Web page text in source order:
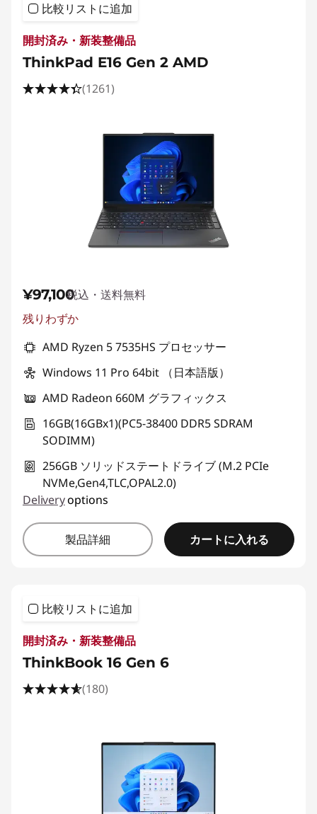
比較リストに追加
開封済み・新装整備品
ThinkPad E16 Gen 2 AMD
(1261)
¥97,100税込・送料無料
残りわずか
AMD Ryzen 5 7535HS プロセッサー
Windows 11 Pro 64bit （日本語版）
AMD Radeon 660M グラフィックス
16GB(16GBx1)(PC5-38400 DDR5 SDRAM
SODIMM)
256GB ソリッドステートドライブ (M.2 PCIe
NVMe,Gen4,TLC,OPAL2.0)
Deliveryoptions
製品詳細 カートに入れる
比較リストに追加
開封済み・新装整備品
ThinkBook 16 Gen 6
(180)